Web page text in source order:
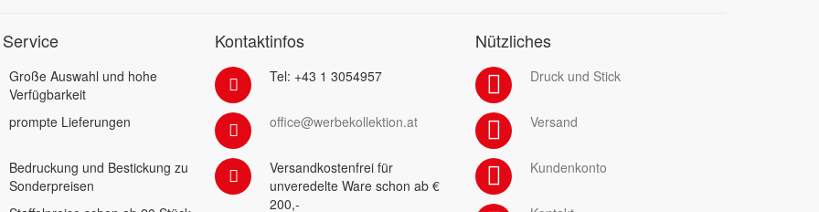
Große Auswahl und hohe
Verfügbarkeit
prompte Lieferungen
Bedruckung und Bestickung zu
Sonderpreisen
Kontaktinfos
Tel: +43 1 3054957
office@werbekollektion.at
Versandkostenfrei für
unveredelte Ware schon ab €
200,-
Nützliches
Druck und Stick
Versand
Kundenkonto